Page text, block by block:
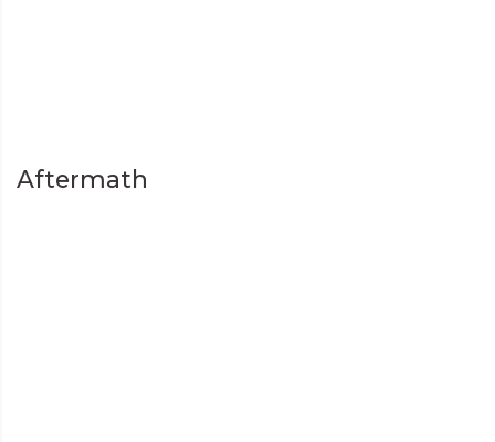
Aftermath